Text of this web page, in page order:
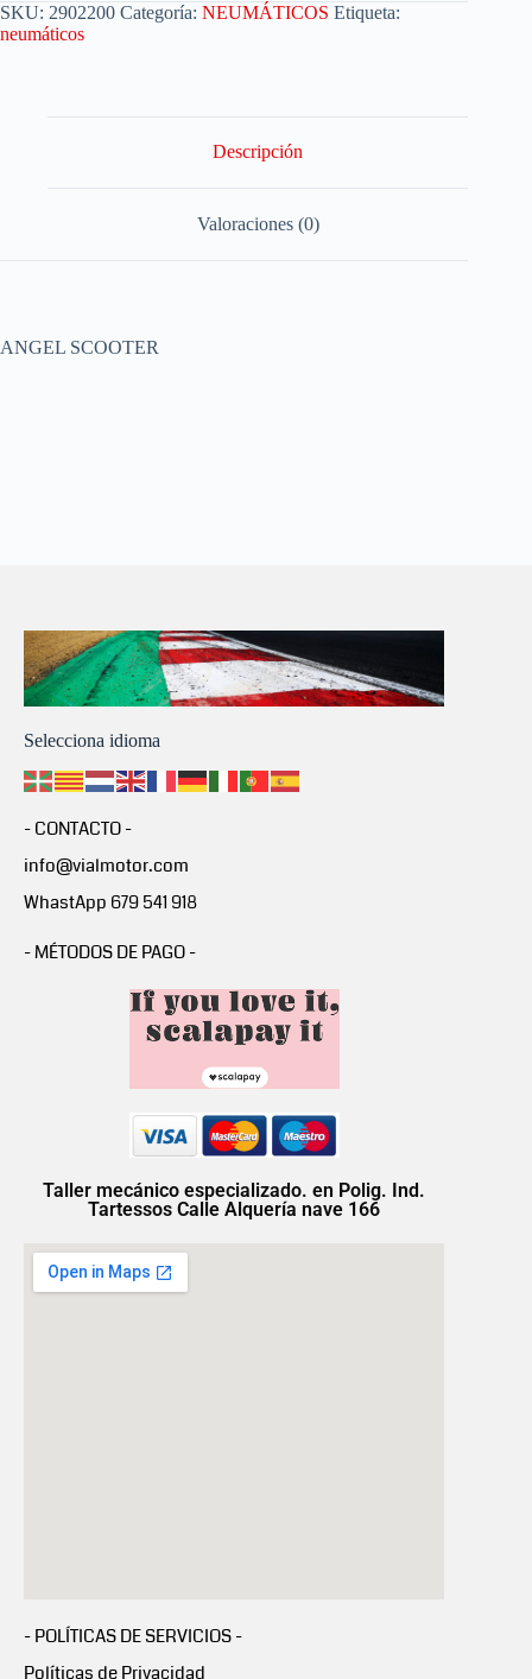
SKU: 2902200 Categoría: NEUMÁTICOS Etiqueta:
neumáticos
Descripción
Valoraciones (0)
ANGEL SCOOTER
Selecciona idioma
- CONTACTO -
info@vialmotor.com
WhastApp 679 541 918
- MÉTODOS DE PAGO -
Taller mecánico especializado. en Polig. Ind.
Tartessos Calle Alquería nave 166
- POLÍTICAS DE SERVICIOS -
Políticas de Privacidad